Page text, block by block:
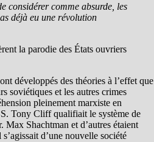
considérer comme absurde, les
déjà eu une révolution
la parodie des États ouvriers
développés des théories à l’effet que
soviétiques et les autres crimes
pleinement marxiste en
Tony Cliff qualifiait le système de
Shachtman et d’autres étaient
d’une nouvelle société